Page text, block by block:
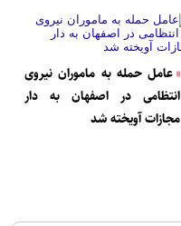
عامل حمله به ماموران نیروی
انتظامی در اصفهان به دار
مجازات آویخته شد